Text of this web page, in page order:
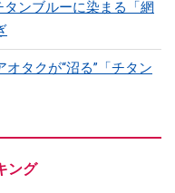
ンブルーに染まる「網
オタクが“沼る”「チタン